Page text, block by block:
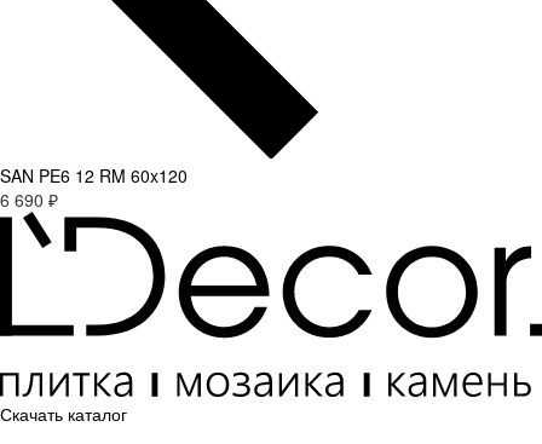
SAN PE6 12 RM 60x120
6 690 ₽
Скачать каталог